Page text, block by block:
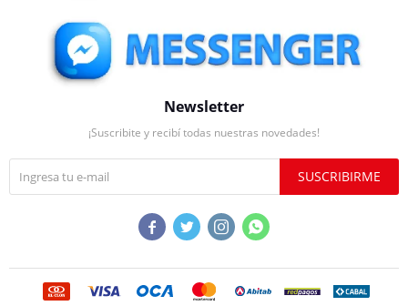
Newsletter
¡Suscribite y recibí todas nuestras novedades!
SUSCRIBIRME
   